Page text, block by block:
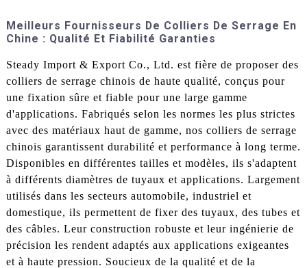
Meilleurs Fournisseurs De Colliers De Serrage En
Chine : Qualité Et Fiabilité Garanties
Steady Import & Export Co., Ltd. est fière de proposer des
colliers de serrage chinois de haute qualité, conçus pour
une fixation sûre et fiable pour une large gamme
d'applications. Fabriqués selon les normes les plus strictes
avec des matériaux haut de gamme, nos colliers de serrage
chinois garantissent durabilité et performance à long terme.
Disponibles en différentes tailles et modèles, ils s'adaptent
à différents diamètres de tuyaux et applications. Largement
utilisés dans les secteurs automobile, industriel et
domestique, ils permettent de fixer des tuyaux, des tubes et
des câbles. Leur construction robuste et leur ingénierie de
précision les rendent adaptés aux applications exigeantes
et à haute pression. Soucieux de la qualité et de la